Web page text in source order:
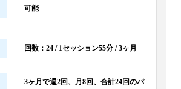
可能
回数：24 / 1セッション55分 / 3ヶ月
3ヶ月で週2回、月8回、合計24回のパ